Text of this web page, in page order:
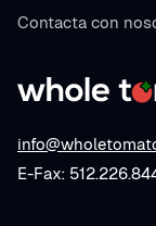
E-Fax:
Contacta con